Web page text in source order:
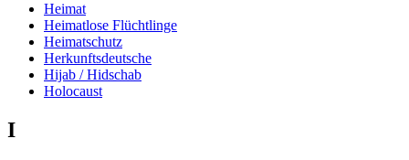
Heimat
Heimatlose Flüchtlinge
Heimatschutz
Herkunftsdeutsche
Hijab / Hidschab
Holocaust
I